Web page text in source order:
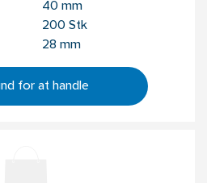
40 mm
200 Stk
28 mm
for at handle